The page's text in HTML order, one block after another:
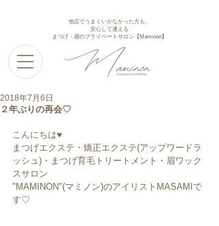
他店でうまくいかなかった方も、
安心して通える
まつげ・眉のプライベートサロン【Maminon】
２年ぶりの再会♡
2018年7月6日
こんにちは♥︎︎
まつげエクステ・矯正エクステ(アップワードラ
ッシュ)・まつげ育毛トリートメント・眉ワック
スサロン
"MAMINON"(マミノン)のアイリストMASAMIで
す♡